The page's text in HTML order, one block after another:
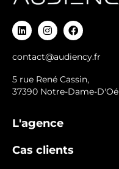
contact@audiency.fr
5 rue René Cassin,
37390 Notre-Dame-D'Oé
L'agence
Cas clients